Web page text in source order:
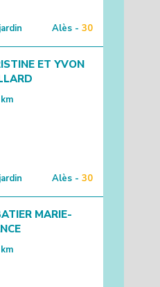
Alès - 30
ET YVON
km
Alès - 30
MARIE-
km